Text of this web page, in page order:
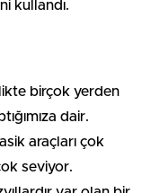
kullandı.
birçok yerden
dair.
araçları çok
seviyor.